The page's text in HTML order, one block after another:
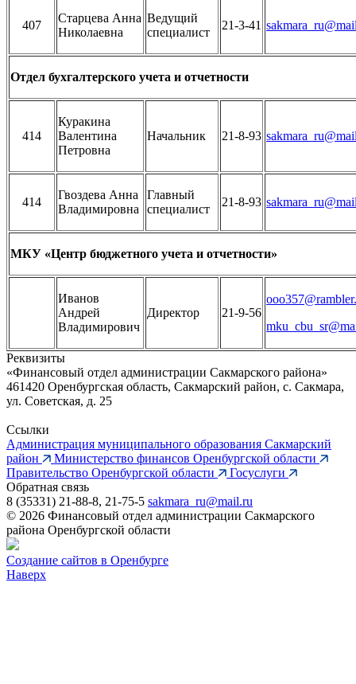
407
Старцева Анна
Николаевна
Ведущий
специалист
21-3-41
Отдел бухгалтерского учета и отчетности
414
Куракина
Валентина
Петровна
Начальник 21-8-93
414
Гвоздева Анна
Владимировна
Главный
специалист
21-8-93
МКУ «Центр бюджетного учета и отчетности»
Иванов
Андрей
Владимирович
Директор 21-9-56
Реквизиты
«Финансовый отдел администрации Сакмарского района»
461420 Оренбургская область, Сакмарский район, с. Сакмара,
ул. Советская, д. 25
Ссылки
Администрация муниципального образования Сакмарский
район
Министерство финансов Оренбургской области
Правительство Оренбургской области
Госуслуги
Обратная связь
8 (35331) 21-88-8, 21-75-5 sakmara_ru@mail.ru
© 2026 Финансовый отдел администрации Сакмарского
района Оренбургской области
Создание сайтов в Оренбурге
Наверх